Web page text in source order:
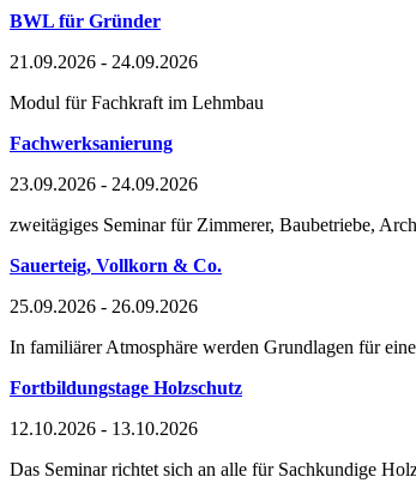
BWL für Gründer
21.09.2026 - 24.09.2026
Modul für Fachkraft im Lehmbau
Fachwerksanierung
23.09.2026 - 24.09.2026
zweitägiges Seminar für Zimmerer, Baubetriebe,
Sauerteig, Vollkorn & Co.
25.09.2026 - 26.09.2026
In familiärer Atmosphäre werden Grundlagen für
Fortbildungstage Holzschutz
12.10.2026 - 13.10.2026
Das Seminar richtet sich an alle für Sachkundige